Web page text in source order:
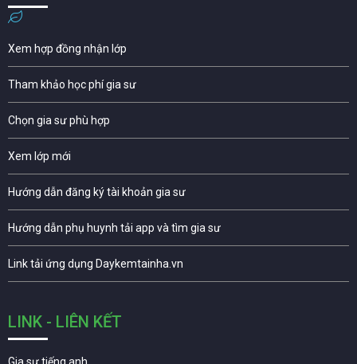
Xem hợp đồng nhận lớp
Tham khảo học phí gia sư
Chọn gia sư phù hợp
Xem lớp mới
Hướng dẫn đăng ký tài khoản gia sư
Hướng dẫn phụ huynh tải app và tìm gia sư
Link tải ứng dụng Daykemtainha.vn
LINK - LIÊN KẾT